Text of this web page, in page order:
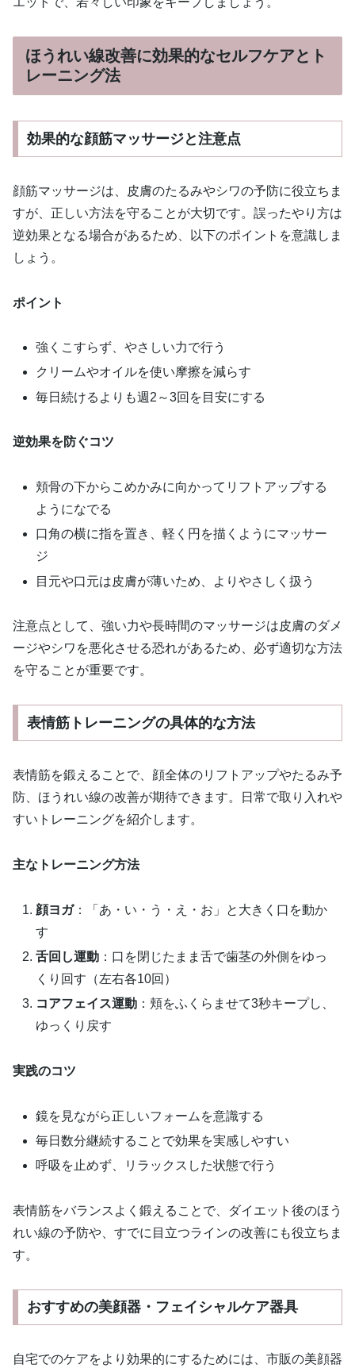
ほうれい線改善に効果的なセルフケアとト
レーニング法
効果的な顔筋マッサージと注意点
顔筋マッサージは、皮膚のたるみやシワの予防に役立ちま
すが、正しい方法を守ることが大切です。誤ったやり方は
逆効果となる場合があるため、以下のポイントを意識しま
しょう。
ポイント
強くこすらず、やさしい力で行う
クリームやオイルを使い摩擦を減らす
毎日続けるよりも週2～3回を目安にする
逆効果を防ぐコツ
頬骨の下からこめかみに向かってリフトアップする
ようになでる
口角の横に指を置き、軽く円を描くようにマッサー
ジ
目元や口元は皮膚が薄いため、よりやさしく扱う
注意点として、強い力や長時間のマッサージは皮膚のダメ
ージやシワを悪化させる恐れがあるため、必ず適切な方法
を守ることが重要です。
表情筋トレーニングの具体的な方法
表情筋を鍛えることで、顔全体のリフトアップやたるみ予
防、ほうれい線の改善が期待できます。日常で取り入れや
すいトレーニングを紹介します。
主なトレーニング方法
顔ヨガ：「あ・い・う・え・お」と大きく口を動か
す
舌回し運動 ：口を閉じたまま舌で歯茎の外側をゆっ
くり回す（左右各10回）
コアフェイス運動 ：頬をふくらませて3秒キープし、
ゆっくり戻す
実践のコツ
鏡を見ながら正しいフォームを意識する
毎日数分継続することで効果を実感しやすい
呼吸を止めず、リラックスした状態で行う
表情筋をバランスよく鍛えることで、ダイエット後のほう
れい線の予防や、すでに目立つラインの改善にも役立ちま
す。
おすすめの美顔器・フェイシャルケア器具
自宅でのケアをより効果的にするためには、市販の美顔器